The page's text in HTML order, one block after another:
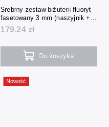
Srebrny zestaw biżuterii fluoryt
fasetowany 3 mm (naszyjnik +
bransoletka + kolczyki)
179,24 zł
Do koszyka
Nowość